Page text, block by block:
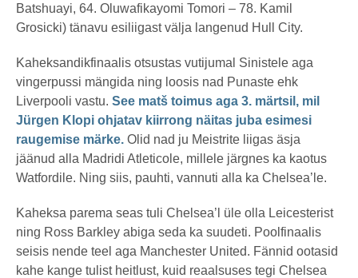
Batshuayi, 64. Oluwafikayomi Tomori – 78. Kamil
Grosicki) tänavu esiliigast välja langenud Hull City.
Kaheksandikfinaalis otsustas vutijumal Sinistele aga
vingerpussi mängida ning loosis nad Punaste ehk
Liverpooli vastu. See matš toimus aga 3. märtsil, mil
Jürgen Klopi ohjatav kiirrong näitas juba esimesi
raugemise märke. Olid nad ju Meistrite liigas äsja
jäänud alla Madridi Atleticole, millele järgnes ka kaotus
Watfordile. Ning siis, pauhti, vannuti alla ka Chelsea’le.
Kaheksa parema seas tuli Chelsea’l üle olla Leicesterist
ning Ross Barkley abiga seda ka suudeti. Poolfinaalis
seisis nende teel aga Manchester United. Fännid ootasid
kahe kange tulist heitlust, kuid reaalsuses tegi Chelsea